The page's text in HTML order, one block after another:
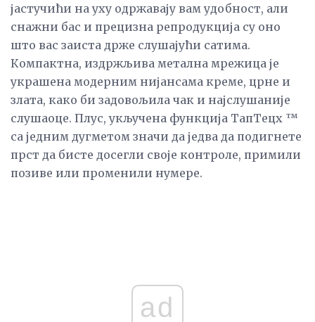
јастучићи на уху одржавају вам удобност, али
снажни бас и прецизна репродукција су оно
што вас заиста држе слушајући сатима.
Компактна, издржљива метална мрежица је
украшена модерним нијансама креме, црне и
злата, како би задовољила чак и најслушаније
слушаоце. Плус, укључена функција ТапТецх ™
са једним дугметом значи да једва да подигнете
прст да бисте досегли своје контроле, примили
позиве или променили нумере.
ad